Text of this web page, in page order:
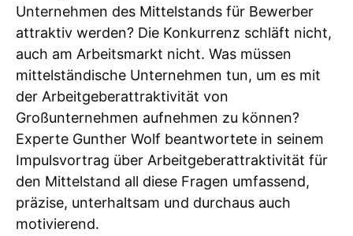
Unternehmen des Mittelstands für Bewerber
attraktiv werden? Die Konkurrenz schläft nicht,
auch am Arbeitsmarkt nicht. Was müssen
mittelständische Unternehmen tun, um es mit
der Arbeitgeberattraktivität von
Großunternehmen aufnehmen zu können?
Experte Gunther Wolf beantwortete in seinem
Impulsvortrag über Arbeitgeberattraktivität für
den Mittelstand all diese Fragen umfassend,
präzise, unterhaltsam und durchaus auch
motivierend.